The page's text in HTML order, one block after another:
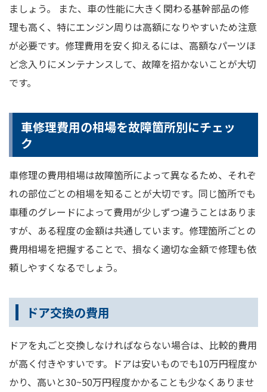
ましょう。 また、車の性能に大きく関わる基幹部品の修
理も高く、特にエンジン周りは高額になりやすいため注意
が必要です。修理費用を安く抑えるには、高額なパーツほ
ど念入りにメンテナンスして、故障を招かないことが大切
です。
車修理費用の相場を故障箇所別にチェッ
ク
車修理の費用相場は故障箇所によって異なるため、それぞ
れの部位ごとの相場を知ることが大切です。同じ箇所でも
車種のグレードによって費用が少しずつ違うことはありま
すが、ある程度の金額は共通しています。修理箇所ごとの
費用相場を把握することで、損なく適切な金額で修理も依
頼しやすくなるでしょう。
ドア交換の費用
ドアを丸ごと交換しなければならない場合は、比較的費用
が高く付きやすいです。ドアは安いものでも10万円程度か
かり、高いと30~50万円程度かかることも少なくありませ